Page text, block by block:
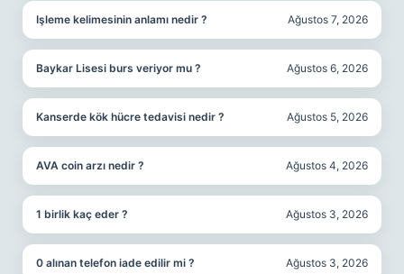
Işleme kelimesinin anlamı nedir ? Ağustos 7, 2026
Baykar Lisesi burs veriyor mu ? Ağustos 6, 2026
Kanserde kök hücre tedavisi nedir ? Ağustos 5, 2026
AVA coin arzı nedir ? Ağustos 4, 2026
1 birlik kaç eder ? Ağustos 3, 2026
0 alınan telefon iade edilir mi ? Ağustos 3, 2026